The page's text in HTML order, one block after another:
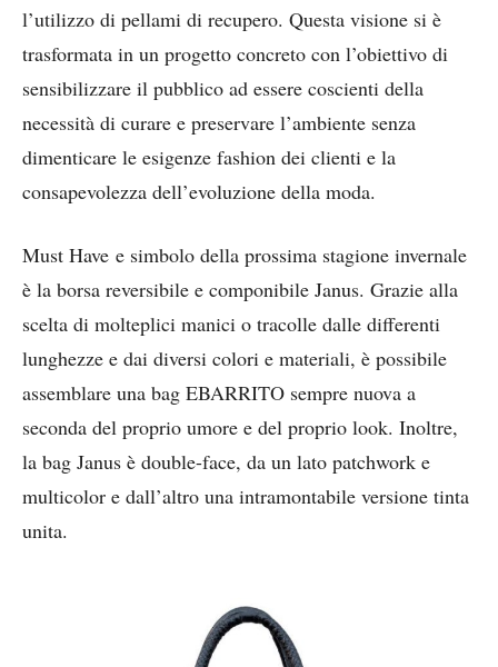
l’utilizzo di pellami di recupero. Questa visione si è
trasformata in un progetto concreto con l’obiettivo di
sensibilizzare il pubblico ad essere coscienti della
necessità di curare e preservare l’ambiente senza
dimenticare le esigenze fashion dei clienti e la
consapevolezza dell’evoluzione della moda.
Must Have e simbolo della prossima stagione invernale
è la borsa reversibile e componibile Janus. Grazie alla
scelta di molteplici manici o tracolle dalle differenti
lunghezze e dai diversi colori e materiali, è possibile
assemblare una bag EBARRITO sempre nuova a
seconda del proprio umore e del proprio look. Inoltre,
la bag Janus è double-face, da un lato patchwork e
multicolor e dall’altro una intramontabile versione tinta
unita.